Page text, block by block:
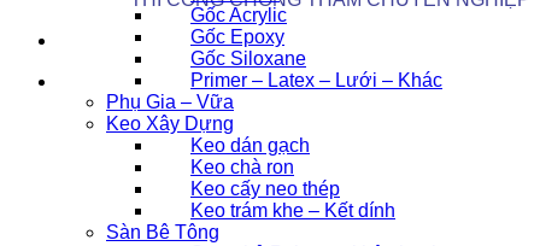
Gốc Acrylic
Gốc Epoxy
Gốc Siloxane
Primer – Latex – Lưới – Khác
Phụ Gia – Vữa
Keo Xây Dựng
Keo dán gạch
Keo chà ron
Keo cấy neo thép
Keo trám khe – Kết dính
Sàn Bê Tông